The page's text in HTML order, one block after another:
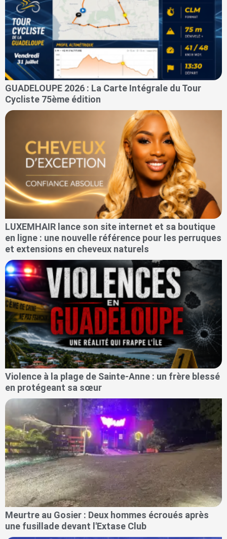
GUADELOUPE 2026 : La Carte Intégrale du Tour
Cycliste 75ème édition
LUXEMHAIR lance son site internet et sa boutique
en ligne : une nouvelle référence pour les perruques
et extensions en cheveux naturels
Violence à la plage de Sainte-Anne : un frère blessé
en protégeant sa sœur
Meurtre au Gosier : Deux hommes écroués après
une fusillade devant l'Extase Club